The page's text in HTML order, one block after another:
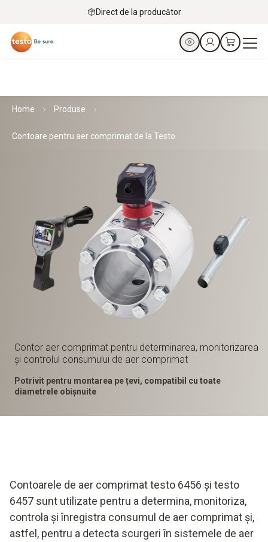
Direct de la producător
Home Produse
Contoare pentru aer comprimat de la Testo
Contor aer comprimat pentru determinarea, monitorizarea
și controlul consumului de aer comprimat
Potrivit pentru montarea pe țevi, compatibil cu toate
diametrele obișnuite
Contoarele de aer comprimat testo 6456 și testo
6457 sunt utilizate pentru a determina, monitoriza,
controla și înregistra consumul de aer comprimat și,
astfel, pentru a detecta scurgeri în sistemele de aer